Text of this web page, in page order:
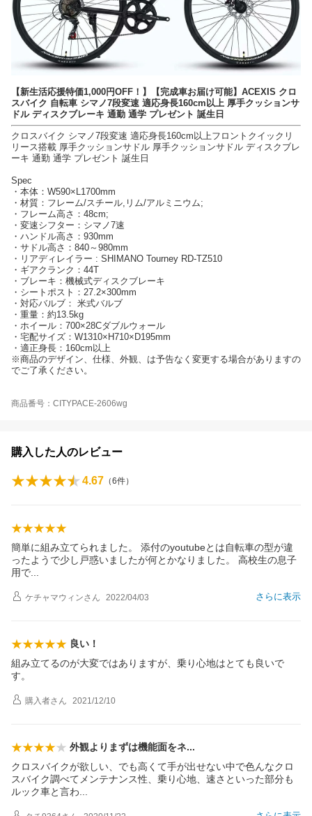
【新生活応援特価1,000円OFF！】【完成車お届け可能】ACEXIS クロ
スバイク 自転車 シマノ7段変速 適応身長160cm以上 厚手クッションサ
ドル ディスクブレーキ 通勤 通学 プレゼント 誕生日
クロスバイク シマノ7段変速 適応身長160cm以上フロントクイックリ
リース搭載 厚手クッションサドル 厚手クッションサドル ディスクブレ
ーキ 通勤 通学 プレゼント 誕生日
Spec
・本体：W590×L1700mm
・材質：フレーム/スチール,リム/アルミニウム;
・フレーム高さ：48cm;
・変速シフター：シマノ7速
・ハンドル高さ：930mm
・サドル高さ：840～980mm
・リアディレイラー : SHIMANO Tourney RD-TZ510
・ギアクランク：44T
・ブレーキ：機械式ディスクブレーキ
・シートポスト：27.2×300mm
・対応バルブ： 米式バルブ
・重量：約13.5kg
・ホイール：700×28Cダブルウォール
・宅配サイズ：W1310×H710×D195mm
・適正身長：160cm以上
※商品のデザイン、仕様、外観、は予告なく変更する場合がありますの
でご了承ください。
商品番号：CITYPACE-2606wg
購入した人のレビュー
4.67 （6件）
簡単に組み立てられました。 添付のyoutubeとは自転車の型が違
ったようで少し戸惑いましたが何とかなりました。 高校生の息子
用で
さらに表示
ケチャマウィンさん 2022/04/03
良い！
組み立てるのが大変ではありますが、乗り心地はとても良いで
す。
購入者さん 2021/12/10
外観よりまずは機能面をネ
クロスバイクが欲しい、でも高くて手が出せない中で色んなクロ
スバイク調べてメンテナンス性、乗り心地、速さといった部分も
ルック車と言わ